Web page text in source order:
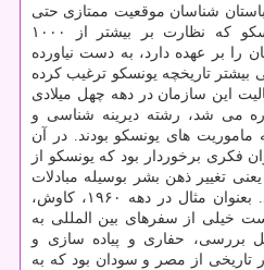
شناسان موقعیت ممتازی حتی
در برنامه میراث جهانی یونسكو كه نظارت بر بیشتر از ۱۰۰۰
بر عهده دارد، به دست نیاورده
بیشتر تاریخچه یونسكو ترغیب كرده
این سازمان در دهه چهل میلادی
می شد، رشته دیرینه شناسی و
ماموریت های یونسكو بودند. در آن
فكری برخوردار بود كه یونسكو از
تغییر ذهن بشر بوسیله مبادلات
فرهنگی و آموزشی بهره گیرد. بعنوان مثال در دهه ۱۹۶۰، كاوش،
خیلی از سفرهای بین المللی به
بررسی، حفاری و پیاده سازی و
تاریخی از مصر و سودان بود كه به